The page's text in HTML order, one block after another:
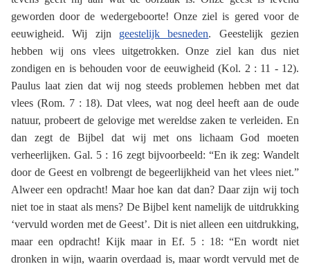
geworden door de wedergeboorte! Onze ziel is gered voor de
eeuwigheid. Wij zijn geestelijk besneden. Geestelijk gezien
hebben wij ons vlees uitgetrokken. Onze ziel kan dus niet
zondigen en is behouden voor de eeuwigheid (Kol. 2 : 11 - 12).
Paulus laat zien dat wij nog steeds problemen hebben met dat
vlees (Rom. 7 : 18). Dat vlees, wat nog deel heeft aan de oude
natuur, probeert de gelovige met wereldse zaken te verleiden. En
dan zegt de Bijbel dat wij met ons lichaam God moeten
verheerlijken. Gal. 5 : 16 zegt bijvoorbeeld: “En ik zeg: Wandelt
door de Geest en volbrengt de begeerlijkheid van het vlees niet.”
Alweer een opdracht! Maar hoe kan dat dan? Daar zijn wij toch
niet toe in staat als mens? De Bijbel kent namelijk de uitdrukking
‘vervuld worden met de Geest’. Dit is niet alleen een uitdrukking,
maar een opdracht! Kijk maar in Ef. 5 : 18: “En wordt niet
dronken in wijn, waarin overdaad is, maar wordt vervuld met de